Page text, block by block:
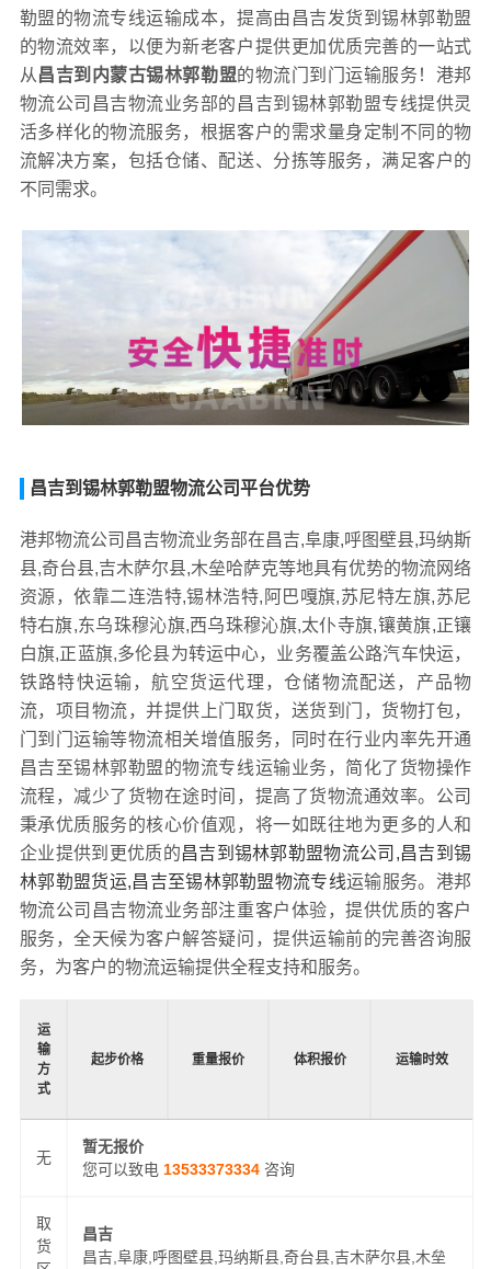
勒盟的物流专线运输成本，提高由昌吉发货到锡林郭勒盟
的物流效率，以便为新老客户提供更加优质完善的一站式
从 昌吉到内蒙古锡林郭勒盟的物流门到门运输服务！港邦
物流公司昌吉物流业务部的昌吉到锡林郭勒盟专线提供灵
活多样化的物流服务，根据客户的需求量身定制不同的物
流解决方案，包括仓储、配送、分拣等服务，满足客户的
不同需求。
昌吉到锡林郭勒盟物流公司平台优势
港邦物流公司昌吉物流业务部在昌吉,阜康,呼图壁县,玛纳斯
县,奇台县,吉木萨尔县,木垒哈萨克等地具有优势的物流网络
资源，依靠二连浩特,锡林浩特,阿巴嘎旗,苏尼特左旗,苏尼
特右旗,东乌珠穆沁旗,西乌珠穆沁旗,太仆寺旗,镶黄旗,正镶
白旗,正蓝旗,多伦县为转运中心，业务覆盖公路汽车快运，
铁路特快运输，航空货运代理，仓储物流配送，产品物
流，项目物流，并提供上门取货，送货到门，货物打包，
门到门运输等物流相关增值服务，同时在行业内率先开通
昌吉至锡林郭勒盟的物流专线运输业务，简化了货物操作
流程，减少了货物在途时间，提高了货物流通效率。公司
秉承优质服务的核心价值观，将一如既往地为更多的人和
企业提供到更优质的昌吉到锡林郭勒盟物流公司,昌吉到锡
林郭勒盟货运,昌吉至锡林郭勒盟物流专线运输服务。港邦
物流公司昌吉物流业务部注重客户体验，提供优质的客户
服务，全天候为客户解答疑问，提供运输前的完善咨询服
务，为客户的物流运输提供全程支持和服务。
运
输
方
式
起步价格 重量报价 体积报价 运输时效
无
暂无报价
您可以致电 13533373334 咨询
取
货
昌吉
昌吉,阜康,呼图壁县,玛纳斯县,奇台县,吉木萨尔县,木垒